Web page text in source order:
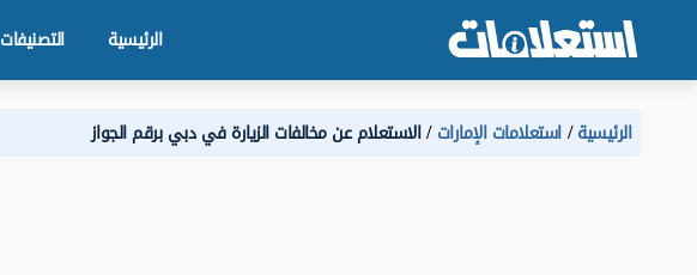
الرئيسية التصنيفات
الرئيسية استعلامات الإمارات الاستعلام عن مخالفات الزيارة في دبي برقم الجواز